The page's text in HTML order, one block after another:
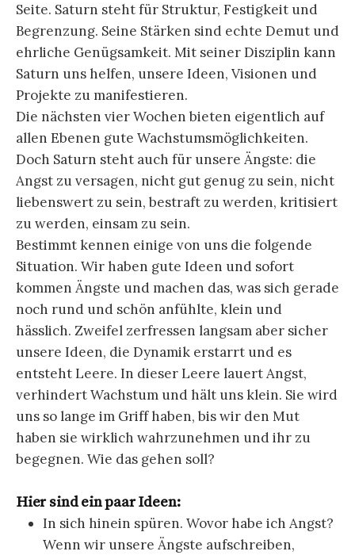
Seite. Saturn steht für Struktur, Festigkeit und
Begrenzung. Seine Stärken sind echte Demut und
ehrliche Genügsamkeit. Mit seiner Disziplin kann
Saturn uns helfen, unsere Ideen, Visionen und
Projekte zu manifestieren.
Die nächsten vier Wochen bieten eigentlich auf
allen Ebenen gute Wachstumsmöglichkeiten.
Doch Saturn steht auch für unsere Ängste: die
Angst zu versagen, nicht gut genug zu sein, nicht
liebenswert zu sein, bestraft zu werden, kritisiert
zu werden, einsam zu sein.
Bestimmt kennen einige von uns die folgende
Situation. Wir haben gute Ideen und sofort
kommen Ängste und machen das, was sich gerade
noch rund und schön anfühlte, klein und
hässlich. Zweifel zerfressen langsam aber sicher
unsere Ideen, die Dynamik erstarrt und es
entsteht Leere. In dieser Leere lauert Angst,
verhindert Wachstum und hält uns klein. Sie wird
uns so lange im Griff haben, bis wir den Mut
haben sie wirklich wahrzunehmen und ihr zu
begegnen. Wie das gehen soll?
Hier sind ein paar Ideen:
In sich hinein spüren. Wovor habe ich Angst?
Wenn wir unsere Ängste aufschreiben,